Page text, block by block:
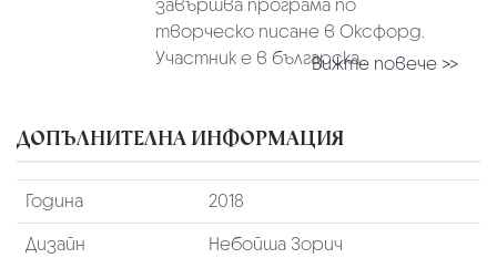
завършва програма по
творческо писане в Оксфорд.
Участник е в българска...Вижте повече >>
ДОПЪЛНИТЕЛНА ИНФОРМАЦИЯ
Година
2018
Дизайн
Небойша Зорич